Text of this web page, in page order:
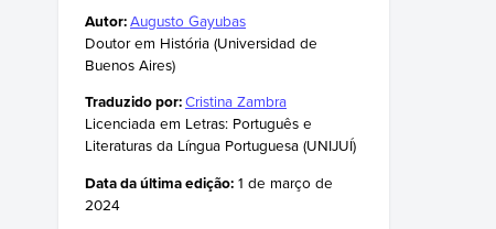
Autor:Augusto Gayubas
Doutor em História (Universidad de
Buenos Aires)
Traduzido por:Cristina Zambra
Licenciada em Letras: Português e
Literaturas da Língua Portuguesa (UNIJUÍ)
Data da última edição: 1 de março de
2024